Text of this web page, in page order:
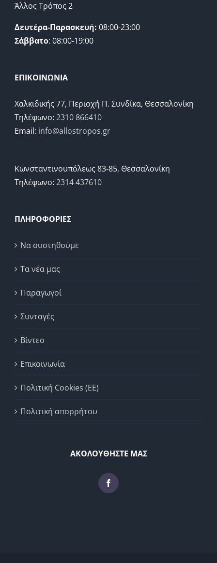
Άλλος Τρόπος 2
Δευτέρα-Παρασκευή: 08:00-23:00
Σάββατο: 08:00-19:00
ΕΠΙΚΟΙΝΩΝΙΑ
Χαλκιδικής 77, Περιοχή Π. Συνδίκα, Θεσσαλονίκη
Τηλέφωνο: 2310 866410
Email: info@allostropos.gr
Κωνσταντινουπόλεως 83-85, Θεσσαλονίκη
Τηλέφωνο: 2314 437610
ΠΛΗΡΟΦΟΡΙΕΣ
Να συστηθούμε
Τα νέα μας
Παραγωγοί
Συνταγές
Βίντεο
Επικοινωνία
Πολιτική Cookies (ΕΕ)
Πολιτική απορρήτου
ΑΚΟΛΟΥΘΗΣΤΕ ΜΑΣ